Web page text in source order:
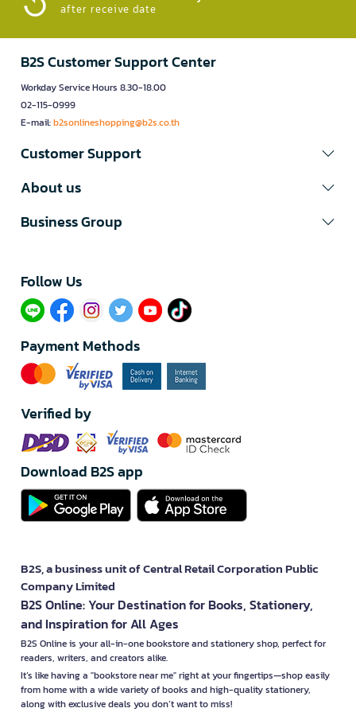
after receive date
B2S Customer Support Center
Workday Service Hours 8.30-18.00
02-115-0999
E-mail:b2sonlineshopping@b2s.co.th
Customer Support
About us
Business Group
Follow Us​
Payment Methods
Verified by
Download B2S app
B2S, a business unit of Central Retail Corporation Public
Company Limited
B2S Online: Your Destination for Books, Stationery,
and Inspiration for All Ages
B2S Online is your all-in-one bookstore and stationery shop, perfect for
readers, writers, and creators alike.
It’s like having a "bookstore near me" right at your fingertips—shop easily
from home with a wide variety of books and high-quality stationery,
along with exclusive deals you don’t want to miss!